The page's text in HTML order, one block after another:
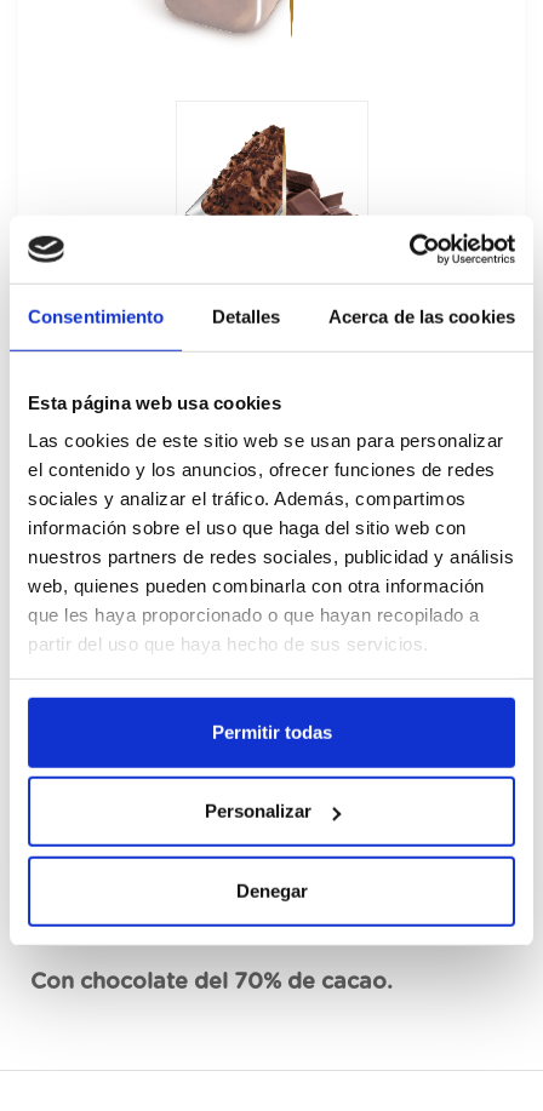
Consentimiento Detalles Acerca de las cookies
Esta página web usa cookies
Las cookies de este sitio web se usan para personalizar
el contenido y los anuncios, ofrecer funciones de redes
sociales y analizar el tráfico. Además, compartimos
información sobre el uso que haga del sitio web con
nuestros partners de redes sociales, publicidad y análisis
web, quienes pueden combinarla con otra información
que les haya proporcionado o que hayan recopilado a
partir del uso que haya hecho de sus servicios.
Permitir todas
Personalizar
Denegar
Helado Granel Chocolate Negro Carte
D'Or 5,5L
81595
Cajas
Nicht auf Lager, jetzt anfragen
Siehe technisches Blatt
Beschreibung
Con chocolate del 70% de cacao.